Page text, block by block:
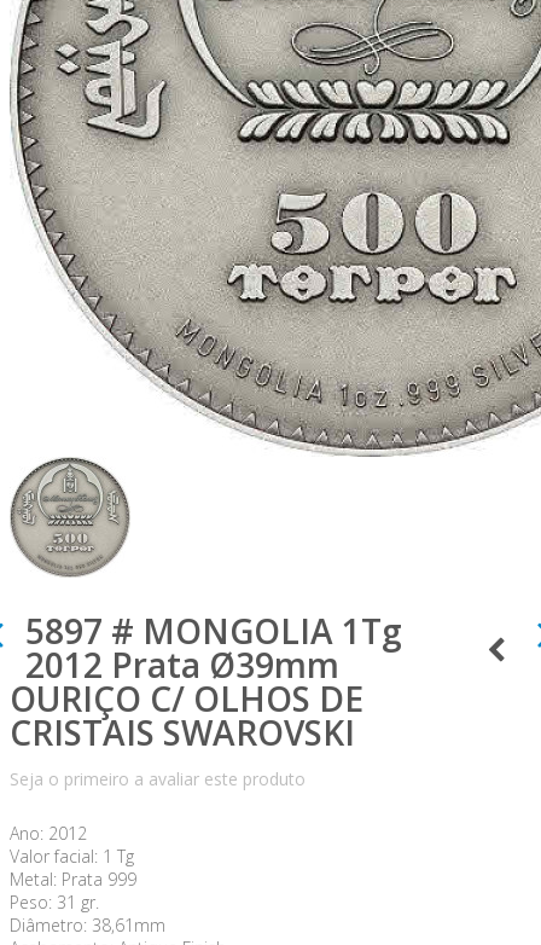
5897 # MONGOLIA 1Tg
2012 Prata Ø39mm
OURIÇO C/ OLHOS DE
CRISTAIS SWAROVSKI
Seja o primeiro a avaliar este produto
Ano: 2012
Valor facial: 1 Tg
Metal: Prata 999
Peso: 31 gr.
Diâmetro: 38,61mm